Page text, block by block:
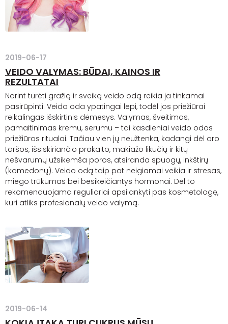
2019-06-17
VEIDO VALYMAS: BŪDAI, KAINOS IR
REZULTATAI
Norint turėti gražią ir sveiką veido odą reikia ja tinkamai
pasirūpinti. Veido oda ypatingai lepi, todėl jos priežiūrai
reikalingas išskirtinis dėmesys. Valymas, šveitimas,
pamaitinimas kremu, serumu – tai kasdieniai veido odos
priežiūros ritualai. Tačiau vien jų neužtenka, kadangi dėl oro
taršos, išsiskiriančio prakaito, makiažo likučių ir kitų
nešvarumų užsikemša poros, atsiranda spuogų, inkštirų
(komedonų). Veido odą taip pat neigiamai veikia ir stresas,
miego trūkumas bei besikeičiantys hormonai. Dėl to
rekomenduojama reguliariai apsilankyti pas kosmetologę,
kuri atliks profesionalų veido valymą.
2019-06-14